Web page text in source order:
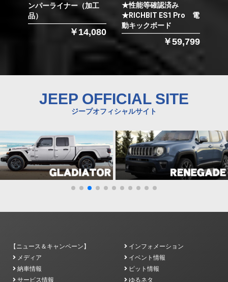
ンパーライナー（加工
品）
￥14,080
★性能等確認済み
★RICHBIT ES1 Pro 電
動キックボード
￥59,799
JEEP OFFICIAL SITE
ジープオフィシャルサイト
【ニュース＆キャンペーン】
インフォメーション
メディア
イベント情報
納車情報
ピット情報
サービス情報
ゆるネタ